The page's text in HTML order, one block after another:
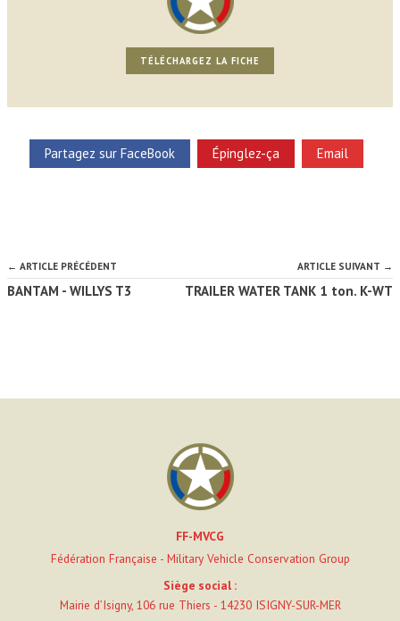
TÉLÉCHARGEZ LA FICHE
Partagez sur FaceBook Épinglez-ça Email
← ARTICLE PRÉCÉDENT
BANTAM - WILLYS T3
ARTICLE SUIVANT →
TRAILER WATER TANK 1 ton. K-WT
FF-MVCG
Fédération Française - Military Vehicle Conservation Group
Siège social :
Mairie d’Isigny, 106 rue Thiers - 14230 ISIGNY-SUR-MER